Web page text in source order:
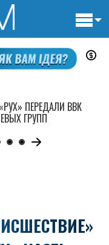
ПЕРЕДАЛИ ВВК
ГРУПП